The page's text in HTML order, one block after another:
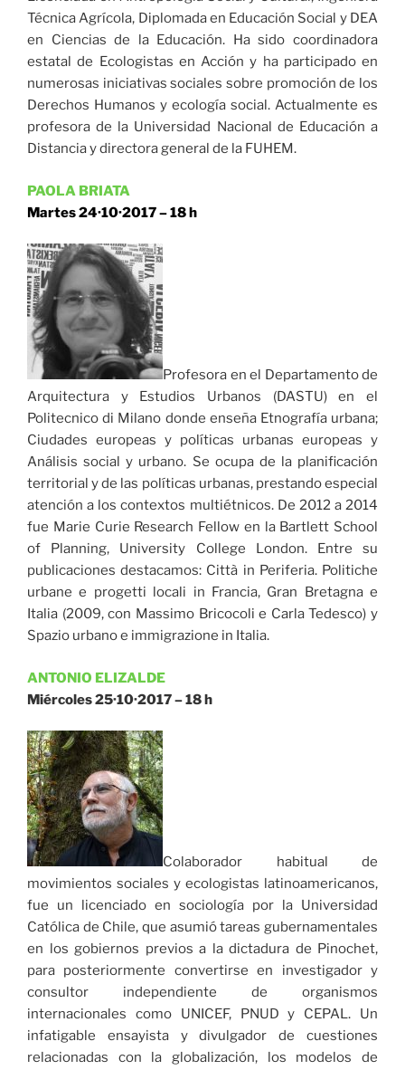
Técnica Agrícola, Diplomada en Educación Social y DEA
en Ciencias de la Educación. Ha sido coordinadora
estatal de Ecologistas en Ac­ción y ha participado en
numerosas iniciativas sociales sobre pro­moción de los
Derechos Humanos y ecología social. Actualmente es
profesora de la Universidad Nacional de Educación a
Distancia y directora general de la FUHEM.
PAOLA BRIATA
Martes 24·10·2017 – 18 h
Profesora en el Departamento de
Arquitectura y Estudios Urba­nos (DASTU) en el
Politecnico di Milano donde enseña Etnografía urbana;
Ciudades europeas y políticas urbanas europeas y
Aná­lisis social y urbano. Se ocupa de la planificación
territorial y de las políticas urbanas, prestando especial
atención a los contextos multiétnicos. De 2012 a 2014
fue Marie Curie Research Fellow en la Bartlett School
of Planning, University College London. En­tre su
publicaciones destacamos: Città in Periferia. Politiche
urbane e progetti locali in Francia, Gran Bretagna e
Italia (2009, con Massimo Bri­cocoli e Carla Tedesco) y
Spazio urbano e immigrazione in Italia.
ANTONIO ELIZALDE
Miércoles 25·10·2017 – 18 h
Colaborador habitual de
movimientos sociales y ecologis­tas latinoamericanos,
fue un licenciado en sociología por la Universidad
Católica de Chile, que asumió tareas gubernamen­tales
en los gobiernos previos a la dictadura de Pinochet,
para posteriormente convertirse en investigador y
consultor inde­pendiente de organismos
internacionales como UNICEF, PNUD y CEPAL. Un
infatigable ensayista y divulgador de cuestiones
relacionadas con la globalización, los modelos de